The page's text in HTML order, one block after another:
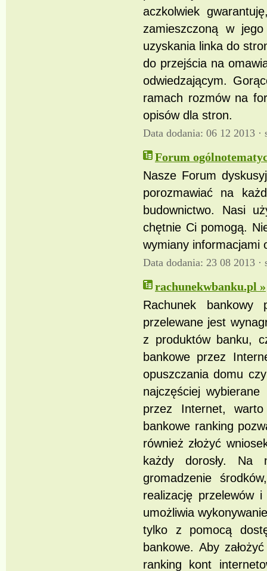
aczkolwiek
zamieszczoną w
uzyskania linka do
do przejścia na
odwiedzającym.
ramach rozmów na
opisów dla stron.
Data dodania: 06 12 2013 ·
Forum
Nasze Forum
porozmawiać na
budownictwo. Nasi
chętnie Ci pomogą.
wymiany informacjami
Data dodania: 23 08 2013 ·
rachunekwbanku.pl »
Rachunek bankowy
przelewane jest
z produktów banku,
bankowe przez
opuszczania domu
najczęściej
przez Internet,
bankowe ranking
również złożyć
każdy dorosły. Na
gromadzenie
realizację przelewów
umożliwia
tylko z pomocą
bankowe. Aby
ranking kont